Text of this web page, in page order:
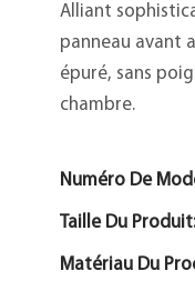
Alliant
panneau avant
épuré, sans
chambre.
Numéro De
Taille Du Produit:
Matériau Du